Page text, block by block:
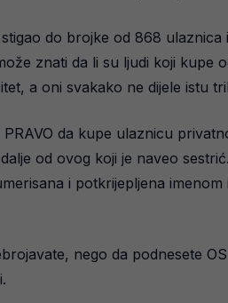
stigao do brojke od 868
znati da li su ljudi koji
a oni svakako ne dijele istu
PRAVO da kupe ulaznicu
od ovog koji je naveo sestrić.
i potkrijepljena
nego da podnesete